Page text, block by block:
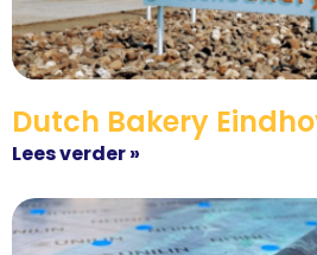
Dutch Bakery
Lees verder »